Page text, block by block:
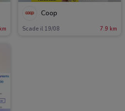
Coop
Scade il 19/08 7.9 km